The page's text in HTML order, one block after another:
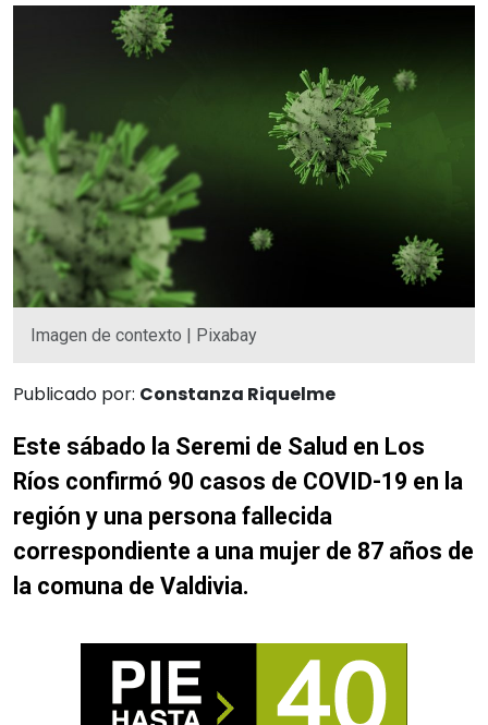
Imagen de contexto | Pixabay
Publicado por: Constanza Riquelme
Este sábado la Seremi de Salud en Los
Ríos confirmó 90 casos de COVID-19 en la
región y una persona fallecida
correspondiente a una mujer de 87 años de
la comuna de Valdivia.